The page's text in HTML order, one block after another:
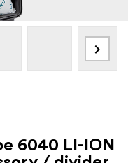
6040 LI-ION